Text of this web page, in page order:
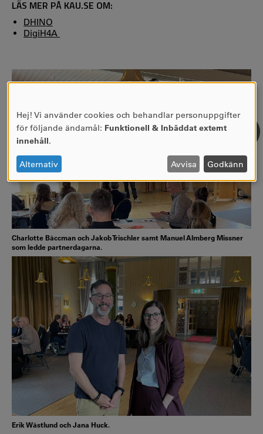
LÄS MER PÅ KAU.SE OM:
DHINO
DigiH4A
Charlotte Bäccman och Jakob Trischler samt Manuel Almberg Missner
som ledde partnerdagarna.
Erik Wästlund och Jana Huck.
ANVÄNDNING
AV
OCH
COOKIES
Hej! Vi använder cookies och behandlar personuppgifter
för följande ändamål: Funktionell & Inbäddat externt
innehåll.
Alternativ Avvisa Godkänn